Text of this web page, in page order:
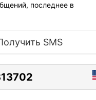
последнее в
SMS